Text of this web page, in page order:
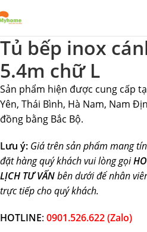
Tủ bếp inox
5.4m chữ L
Sản phẩm hiện được cung cấp
Yên, Thái Bình, Hà Nam, Nam
đồng bằng Bắc Bộ.
Lưu ý: Giá trên sản phẩm mang
đặt hàng quý khách vui lòng gọi
LỊCH TƯ VẤNbên dưới để nhân
trực tiếp cho quý khách.
HOTLINE: 0901.526.622 (Zalo)